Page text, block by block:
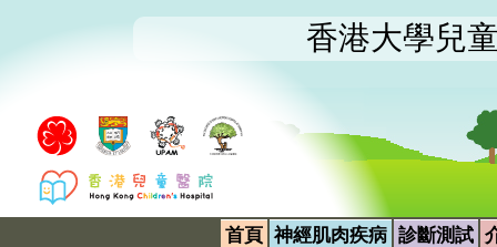
香港大學兒
首頁 神經肌肉疾病 診斷測試